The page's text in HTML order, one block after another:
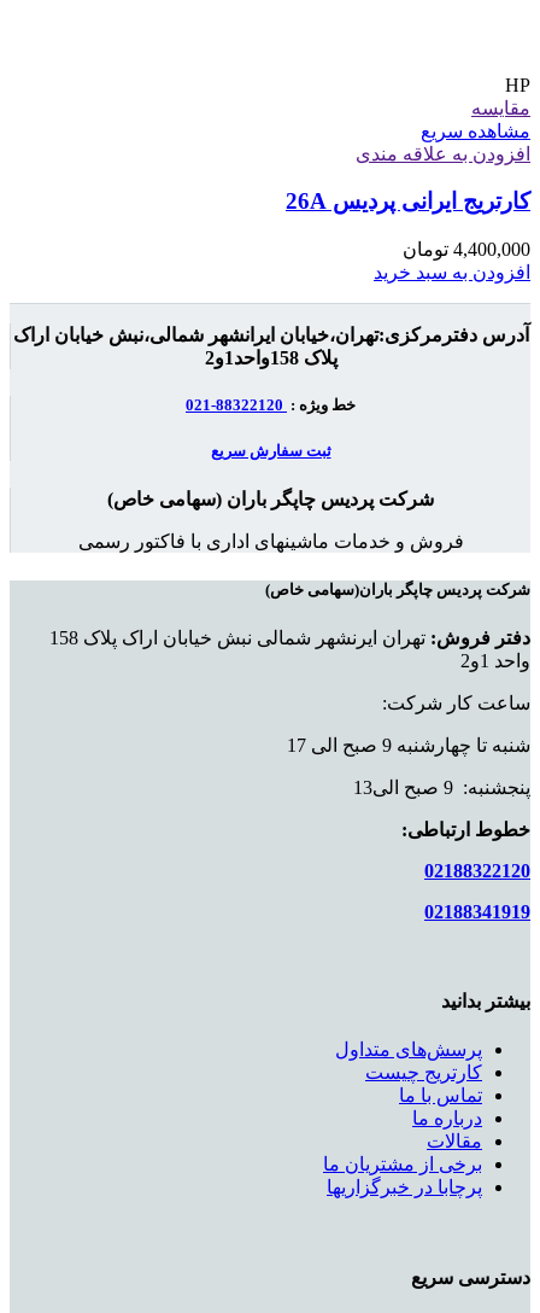
HP
مقایسه
مشاهده سریع
افزودن به علاقه مندی
کارتریج ایرانی پردیس 26A
4,400,000 تومان
افزودن به سبد خرید
آدرس دفترمرکزی:تهران،خیابان ایرانشهر شمالی،نبش خیابان اراک
پلاک 158واحد1و2
خط ویژه :
ثبت سفارش سریع
شرکت پردیس چاپگر باران (سهامی خاص)
فروش و خدمات ماشینهای اداری با فاکتور رسمی
شرکت پردیس چاپگر باران(سهامی خاص)
دفتر فروش:
تهران ایرنشهر شمالی نبش خیابان اراک پلاک 158
واحد 1و2
ساعت کار شرکت:
شنبه تا چهارشنبه 9 صبح الی 17
پنجشنبه: 9 صبح الی13
خطوط ارتباطی:
02188322120
02188341919
بیشتر بدانید
پرسش‌های متداول
کارتریج چیست
تماس با ما
درباره ما
مقالات
برخی از مشتریان ما
پرچابا در خبرگزاریها
دسترسی سریع